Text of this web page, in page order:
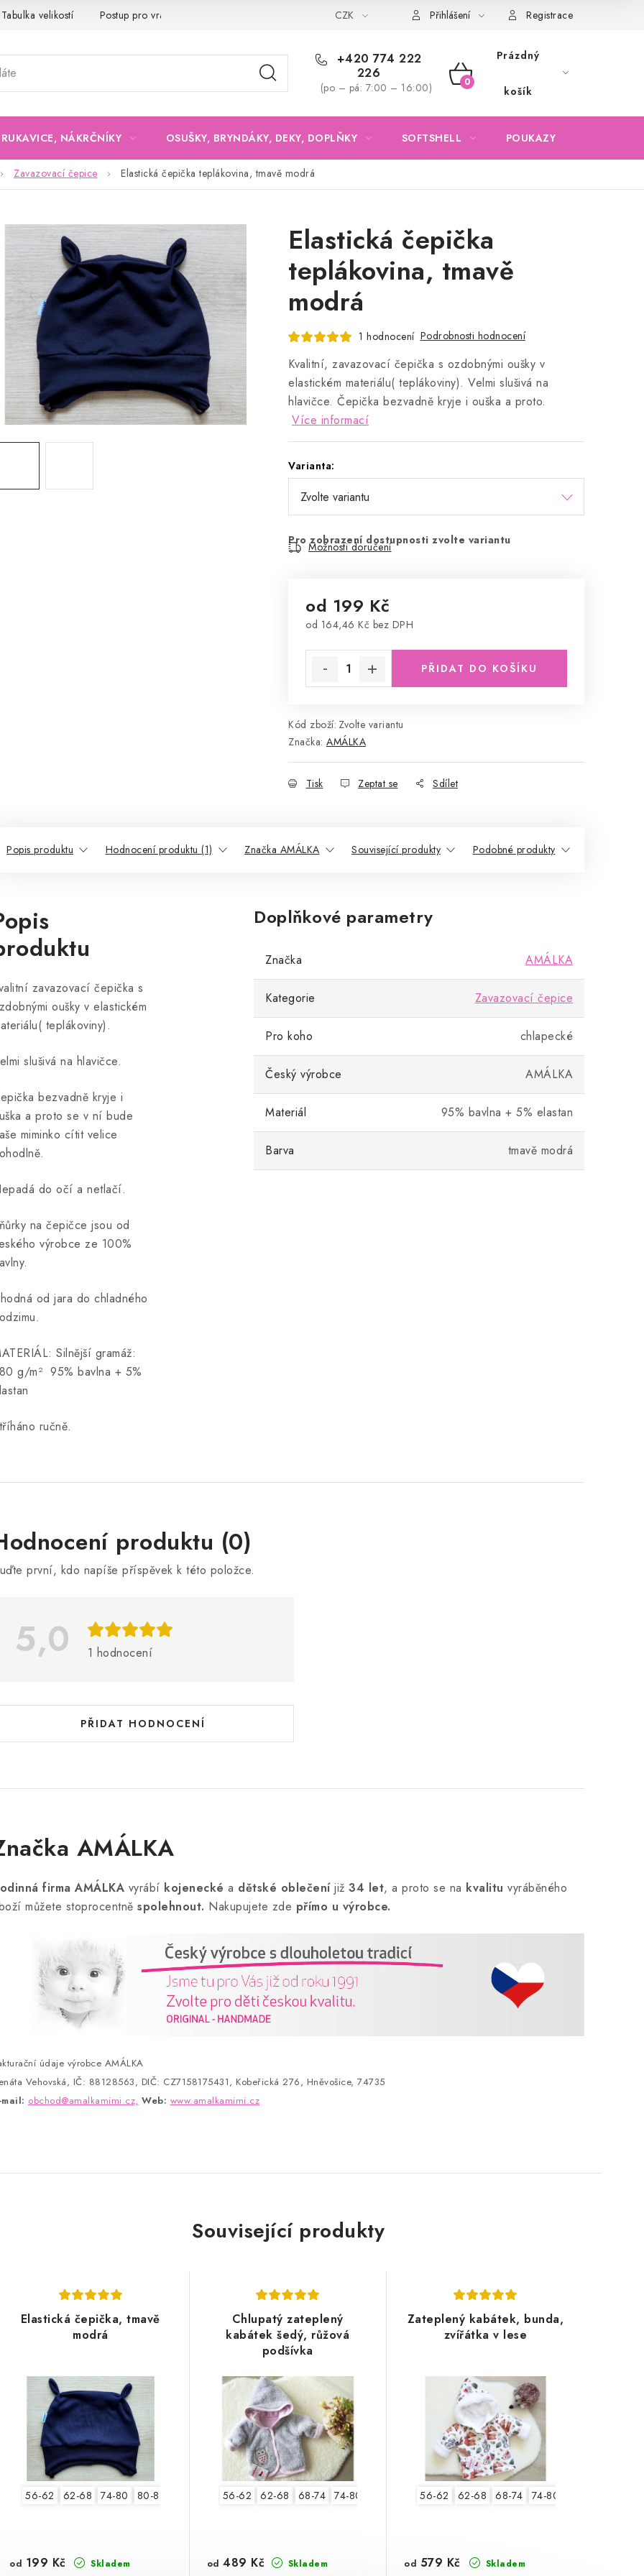
Tabulka velikostí Postup pro vrácení a výměnu Obchodní podmínky Podmínky ochrany osobních údajů
CZK Přihlášení Registrace
+420 774 222
226
(po – pá: 7:00 – 16:00)
NÁKUPNÍ
Prázdný
košík
NÁKRČNÍKY OSUŠKY, BRYNDÁKY, DEKY, DOPLŇKY SOFTSHELL POUKAZY
Zavazovací čepice Elastická čepička teplákovina, tmavě modrá
Elastická čepička
teplákovina, tmavě
modrá
1 hodnocení Podrobnosti hodnocení
Kvalitní, zavazovací čepička s ozdobnými oušky v
elastickém materiálu( teplákoviny). Velmi slušivá na
hlavičce. Čepička bezvadně kryje i ouška a proto.
Více informací
Varianta:
Pro zobrazení dostupnosti zvolte variantu
Možnosti doručení
od 199 Kč
od 164,46 Kč bez DPH
PŘIDAT DO KOŠÍKU
Kód zboží: Zvolte variantu
Značka: AMÁLKA
Tisk Zeptat se Sdílet
Popis produktu Hodnocení produktu (1) Značka AMÁLKA Související produkty Podobné produkty
zavazovací čepička s
oušky v elastickém
teplákoviny).
slušivá na hlavičce.
bezvadně kryje i
a proto se v ní bude
miminko cítit velice
do očí a netlačí.
na čepičce jsou od
výrobce ze 100%
od jara do chladného
Silnější gramáž:
g/m² 95% bavlna + 5%
ručně.
Doplňkové parametry
Značka AMÁLKA
Kategorie Zavazovací čepice
Pro koho chlapecké
Český výrobce AMÁLKA
Materiál 95% bavlna + 5% elastan
Barva tmavě modrá
produktu (0)
první, kdo napíše příspěvek k této položce.
5,0 1 hodnocení
PŘIDAT HODNOCENÍ
AMÁLKA
firma AMÁLKA vyrábí kojenecké a dětské oblečeníjiž 34 let, a proto se na kvalitu vyráběného
můžete stoprocentně spolehnout. Nakupujete zde přímo u výrobce.
údaje výrobce AMÁLKA
Vehovská, IČ: 88128563, DIČ: CZ7158175431, Kobeřická 276, Hněvošice, 74735
mail: obchod@amalkamimi.cz, Web: www.amalkamimi.cz
Související produkty
Elastická čepička, tmavě
modrá
56-62 62-68 74-80 80-86
Skladem
od 199 Kč
Chlupatý zateplený
kabátek šedý, růžová
podšívka
56-62 62-68 68-74 74-80
Skladem
od 489 Kč
Zateplený kabátek, bunda,
zvířátka v lese
56-62 62-68 68-74 74-80
Skladem
od 579 Kč